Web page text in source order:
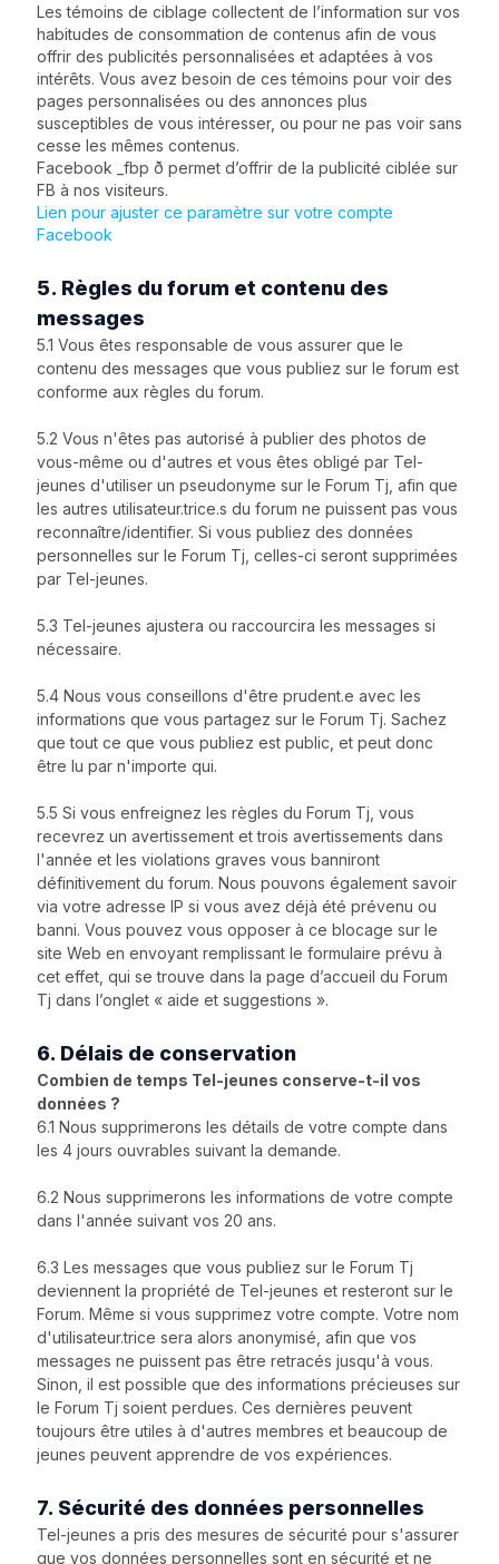
Les témoins de ciblage collectent de l’information sur vos
habitudes de consommation de contenus afin de vous
offrir des publicités personnalisées et adaptées à vos
intérêts. Vous avez besoin de ces témoins pour voir des
pages personnalisées ou des annonces plus
susceptibles de vous intéresser, ou pour ne pas voir sans
cesse les mêmes contenus.
Facebook _fbp ð permet d’offrir de la publicité ciblée sur
FB à nos visiteurs.
Lien pour ajuster ce paramètre sur votre compte
Facebook
5. Règles du forum et contenu des
messages
5.1 Vous êtes responsable de vous assurer que le
contenu des messages que vous publiez sur le forum est
conforme aux règles du forum.
5.2 Vous n'êtes pas autorisé à publier des photos de
vous-même ou d'autres et vous êtes obligé par Tel-
jeunes d'utiliser un pseudonyme sur le Forum Tj, afin que
les autres utilisateur.trice.s du forum ne puissent pas vous
reconnaître/identifier. Si vous publiez des données
personnelles sur le Forum Tj, celles-ci seront supprimées
par Tel-jeunes.
5.3 Tel-jeunes ajustera ou raccourcira les messages si
nécessaire.
5.4 Nous vous conseillons d'être prudent.e avec les
informations que vous partagez sur le Forum Tj. Sachez
que tout ce que vous publiez est public, et peut donc
être lu par n'importe qui.
5.5 Si vous enfreignez les règles du Forum Tj, vous
recevrez un avertissement et trois avertissements dans
l'année et les violations graves vous banniront
définitivement du forum. Nous pouvons également savoir
via votre adresse IP si vous avez déjà été prévenu ou
banni. Vous pouvez vous opposer à ce blocage sur le
site Web en envoyant remplissant le formulaire prévu à
cet effet, qui se trouve dans la page d’accueil du Forum
Tj dans l’onglet « aide et suggestions ».
6. Délais de conservation
Combien de temps Tel-jeunes conserve-t-il vos
données ?
6.1 Nous supprimerons les détails de votre compte dans
les 4 jours ouvrables suivant la demande.
6.2 Nous supprimerons les informations de votre compte
dans l'année suivant vos 20 ans.
6.3 Les messages que vous publiez sur le Forum Tj
deviennent la propriété de Tel-jeunes et resteront sur le
Forum. Même si vous supprimez votre compte. Votre nom
d'utilisateur.trice sera alors anonymisé, afin que vos
messages ne puissent pas être retracés jusqu'à vous.
Sinon, il est possible que des informations précieuses sur
le Forum Tj soient perdues. Ces dernières peuvent
toujours être utiles à d'autres membres et beaucoup de
jeunes peuvent apprendre de vos expériences.
7. Sécurité des données personnelles
Tel-jeunes a pris des mesures de sécurité pour s'assurer
que vos données personnelles sont en sécurité et ne